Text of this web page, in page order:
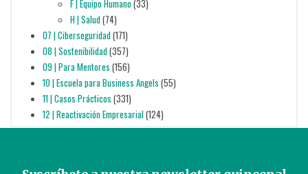
F | Equipo Humano(33)
H | Salud(74)
07 | Ciberseguridad(171)
08 | Sostenibilidad(357)
09 | Para Mentores (156)
10 | Escuela para Business Angels (55)
11 | Casos Prácticos (331)
12 | Reactivación Empresarial(124)